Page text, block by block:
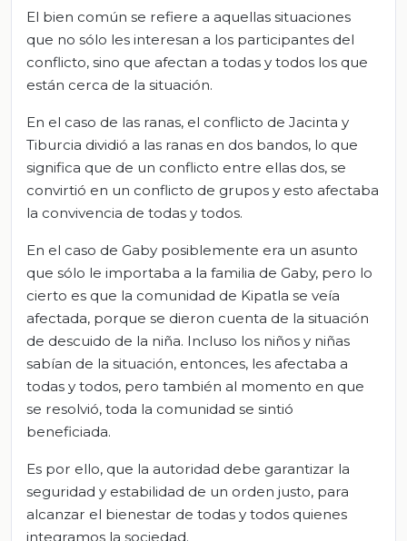
El bien común se refiere a aquellas situaciones
que no sólo les interesan a los participantes del
conflicto, sino que afectan a todas y todos los que
están cerca de la situación.
En el caso de las ranas, el conflicto de Jacinta y
Tiburcia dividió a las ranas en dos bandos, lo que
significa que de un conflicto entre ellas dos, se
convirtió en un conflicto de grupos y esto afectaba
la convivencia de todas y todos.
En el caso de Gaby posiblemente era un asunto
que sólo le importaba a la familia de Gaby, pero lo
cierto es que la comunidad de Kipatla se veía
afectada, porque se dieron cuenta de la situación
de descuido de la niña. Incluso los niños y niñas
sabían de la situación, entonces, les afectaba a
todas y todos, pero también al momento en que
se resolvió, toda la comunidad se sintió
beneficiada.
Es por ello, que la autoridad debe garantizar la
seguridad y estabilidad de un orden justo, para
alcanzar el bienestar de todas y todos quienes
integramos la sociedad.